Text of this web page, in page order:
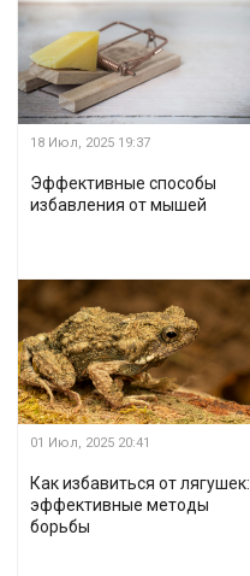
18 Июл, 2025 19:37
Эффективные способы
избавления от мышей
01 Июл, 2025 20:41
Как избавиться от лягушек:
эффективные методы
борьбы